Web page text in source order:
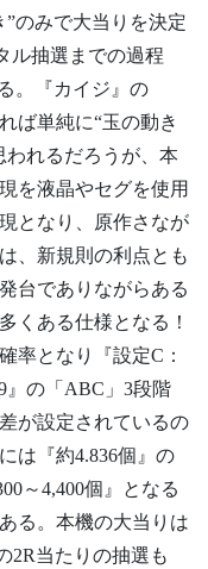
のみで大当りを決定
ル抽選までの過程
。『カイジ』の
ば単純に“玉の動き
われるだろうが、本
を液晶やセグを使用
となり、原作さなが
、新規則の利点とも
台でありながらある
くある仕様となる！
率となり『設定C：
』の「ABC」3段階
が設定されているの
は『約4.836個』の
～4,400個』となる
る。本機の大当りは
2R当たりの抽選も